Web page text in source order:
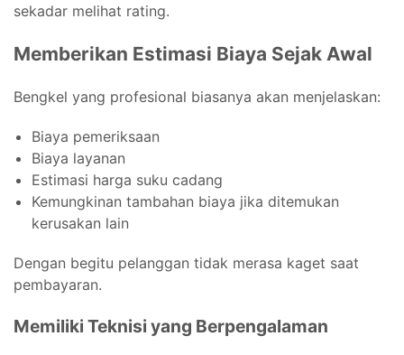
sekadar melihat rating.
Memberikan Estimasi Biaya Sejak Awal
Bengkel yang profesional biasanya akan menjelaskan:
Biaya pemeriksaan
Biaya layanan
Estimasi harga suku cadang
Kemungkinan tambahan biaya jika ditemukan
kerusakan lain
Dengan begitu pelanggan tidak merasa kaget saat
pembayaran.
Memiliki Teknisi yang Berpengalaman